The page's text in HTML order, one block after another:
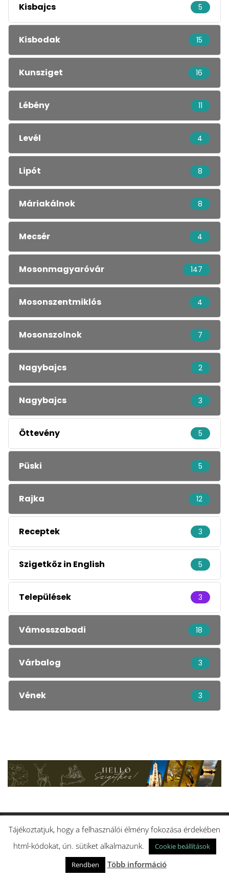
Kisbajcs 5
Kisbodak 15
Kunsziget 16
Lébény 11
Levél 4
Lipót 8
Máriakálnok 8
Mecsér 4
Mosonmagyaróvár 147
Mosonszentmiklós 4
Mosonszolnok 7
Nagybajcs 2
Nagybajcs 3
Öttevény 5
Püski 5
Rajka 12
Receptek 3
Szigetköz in English 5
Települések 3
Vámosszabadi 18
Várbalog 3
Vének 3
KÖZÖM VAN HOZZÁ!
Köszöntjük közös otthonunk, a Szigetköz
Tájékoztatjuk, hogy a felhasználói élmény fokozása érdekében
html-kódokat, ún. sütiket alkalmazunk.
Cookie beállítások
Rendben
Több információ